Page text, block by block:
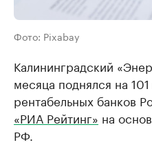
Фото: Pixabay
Калининградский
месяца поднялся на
рентабельных банков
«РИА Рейтинг» на
РФ.